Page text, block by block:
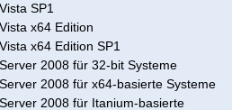
SP1
x64 Edition
x64 Edition SP1
2008 für 32-bit Systeme
2008 für x64-basierte Systeme
2008 für Itanium-basierte